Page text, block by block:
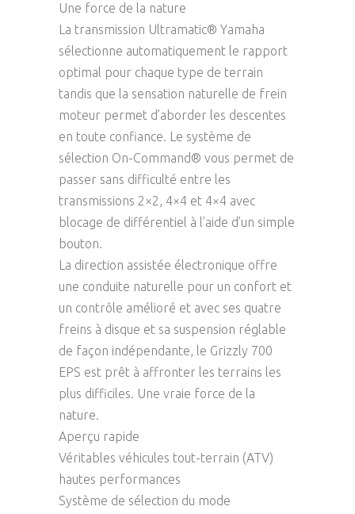
Une force de la nature
La transmission Ultramatic® Yamaha
sélectionne automatiquement le rapport
optimal pour chaque type de terrain
tandis que la sensation naturelle de frein
moteur permet d’aborder les descentes
en toute confiance. Le système de
sélection On-Command® vous permet de
passer sans difficulté entre les
transmissions 2×2, 4×4 et 4×4 avec
blocage de différentiel à l’aide d’un simple
bouton.
La direction assistée électronique offre
une conduite naturelle pour un confort et
un contrôle amélioré et avec ses quatre
freins à disque et sa suspension réglable
de façon indépendante, le Grizzly 700
EPS est prêt à affronter les terrains les
plus difficiles. Une vraie force de la
nature.
Aperçu rapide
Véritables véhicules tout-terrain (ATV)
hautes performances
Système de sélection du mode